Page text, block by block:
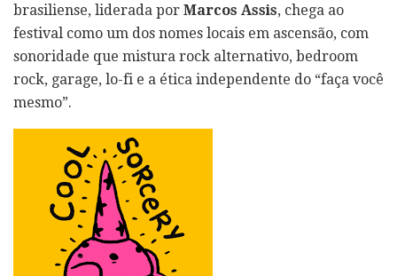
brasiliense, liderada por Marcos Assis, chega ao
festival como um dos nomes locais em ascensão, com
sonoridade que mistura rock alternativo, bedroom
rock, garage, lo-fi e a ética independente do “faça você
mesmo”.